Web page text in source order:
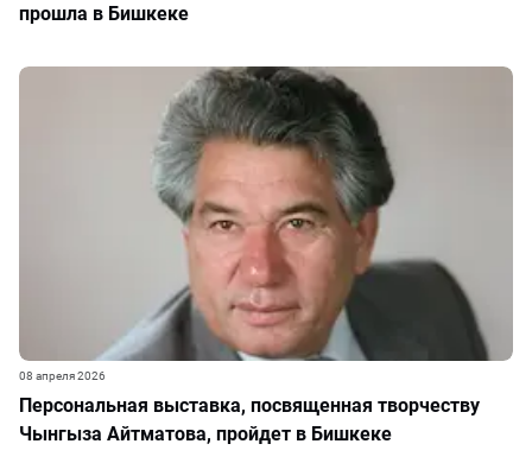
прошла в Бишкеке
Персональная выставка, посвященная творчеству
Чынгыза Айтматова, пройдет в Бишкеке
08 апреля 2026